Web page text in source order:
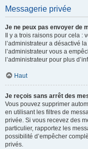
Messagerie privée
Je ne peux pas envoyer de
Il y a trois raisons pour cela :
l’administrateur a désactivé
l’administrateur vous a
l’administrateur pour plus
Haut
Je reçois sans arrêt des
Vous pouvez supprimer
en utilisant les filtres de
privée. Si vous recevez des
particulier, rapportez les
possibilité d’empêcher
privés.